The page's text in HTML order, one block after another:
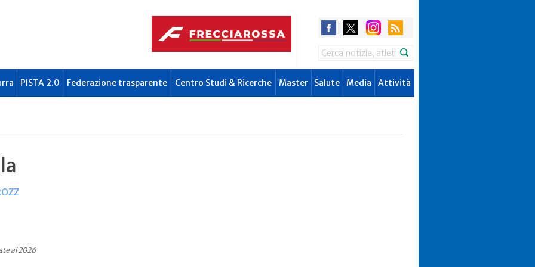
Search
PISTA 2.0 Federazione trasparente Centro Studi & Ricerche Master Salute Media Attività
al 2026